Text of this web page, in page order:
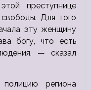
преступнице
Для того
эту женщину
богу, что есть
— сказал
региона